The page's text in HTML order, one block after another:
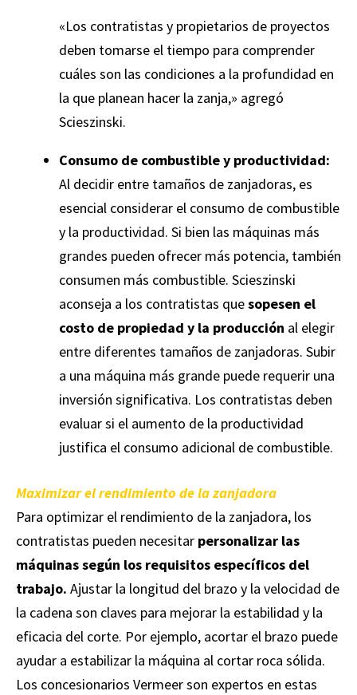
«Los contratistas y propietarios de proyectos
deben tomarse el tiempo para comprender
cuáles son las condiciones a la profundidad en
la que planean hacer la zanja,» agregó
Scieszinski.
Consumo de combustible y productividad:
Al decidir entre tamaños de zanjadoras, es
esencial considerar el consumo de combustible
y la productividad. Si bien las máquinas más
grandes pueden ofrecer más potencia, también
consumen más combustible. Scieszinski
aconseja a los contratistas quesopesen el
costo de propiedad y la producción al elegir
entre diferentes tamaños de zanjadoras. Subir
a una máquina más grande puede requerir una
inversión significativa. Los contratistas deben
evaluar si el aumento de la productividad
justifica el consumo adicional de combustible.
Maximizar el rendimiento de la zanjadora
Para optimizar el rendimiento de la zanjadora, los
contratistas pueden necesitar personalizar las
máquinas según los requisitos específicos del
trabajo. Ajustar la longitud del brazo y la velocidad de
la cadena son claves para mejorar la estabilidad y la
eficacia del corte. Por ejemplo, acortar el brazo puede
ayudar a estabilizar la máquina al cortar roca sólida.
Los concesionarios Vermeer son expertos en estas